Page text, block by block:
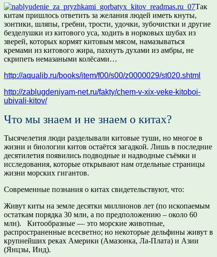
Так
китам пришлось ответить за желания людей иметь кнуты,
зонтики, шляпы, гребни, трости, удочки, зубочистки и другие
безделушки из китового уса, ходить в норковых шубах из
зверей, которых кормят китовым мясом, намазываться
кремами из китового жира, пахнуть духами из амбры, не
скрипеть немазаными колёсами…
http://aqualib.ru/books/item/f00/s00/z0000029/st020.shtml
http://zablugdeniyam-net.ru/fakty/chem-v-xix-veke-kitoboi-
ubivali-kitov/
Что мы знаем и не знаем о китах?
Тысячелетия люди разделывали китовые туши, но многое в
жизни и биологии китов остаётся загадкой. Лишь в последние
десятилетия появились подводные и надводные съёмки и
исследования, которые открывают нам отдельные страницы
жизни морских гигантов.
Современные познания о китах свидетельствуют, что:
Живут киты на земле десятки миллионов лет (по ископаемым
остаткам порядка 30 млн, а по предположению – около 60
млн). Китообразные — это морские животные,
распространенные всесветно; но некоторые дельфины живут в
крупнейших реках Америки (Амазонка, Ла-Плата) и Азии
(Янцзы, Инд).